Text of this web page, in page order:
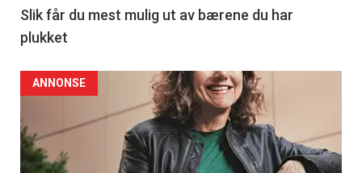
Slik får du mest mulig ut av bærene du har
plukket
ANNONSE